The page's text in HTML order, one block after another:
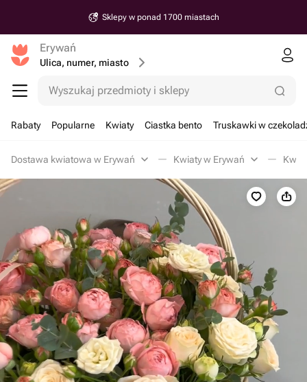
Sklepy w ponad 1700 miastach
Erywań
Ulica, numer, miasto
Wyszukaj przedmioty i sklepy
Rabaty Popularne Kwiaty Ciastka bento Truskawki w
Dostawa kwiatowa w Erywań Kwiaty w Erywań